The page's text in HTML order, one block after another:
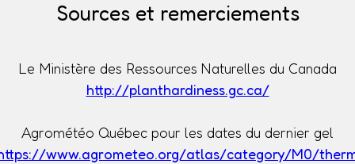
Sources et remerciements
Le Ministère des Ressources Naturelles du Canada
http://planthardiness.gc.ca/
Agrométéo Québec pour les dates du dernier gel
www.agrometeo.org/atlas/category/M0/